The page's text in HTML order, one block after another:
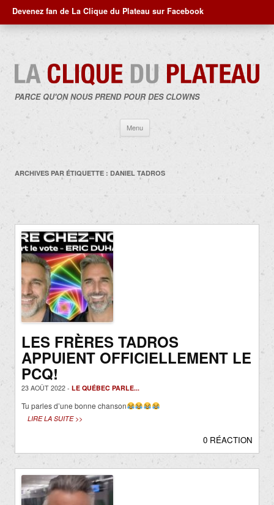
Devenez fan de La Clique du Plateau sur Facebook
PARCE QU'ON NOUS PREND POUR DES CLOWNS
Menu
contenu
ARCHIVES PAR ÉTIQUETTE : DANIEL TADROS
LES FRÈRES TADROS
APPUIENT OFFICIELLEMENT LE
PCQ!
23 AOÛT 2022 - LE QUÉBEC PARLE...
Tu parles d’une bonne chanson
LIRE LA SUITE >>
0 RÉACTION